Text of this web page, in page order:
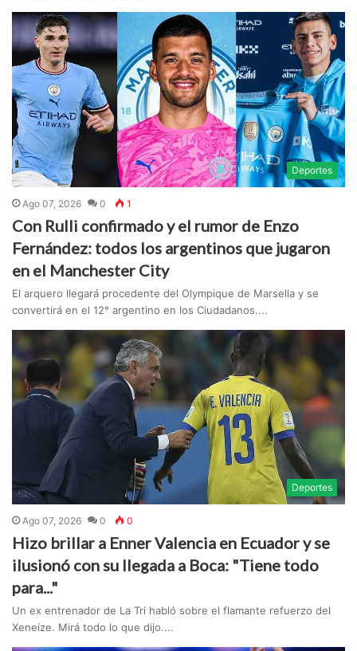
Deportes
Ago 07, 2026 0 1
Con Rulli confirmado y el rumor de Enzo
Fernández: todos los argentinos que jugaron
en el Manchester City
El arquero llegará procedente del Olympique de Marsella y se
convertirá en el 12° argentino en los Ciudadanos....
Deportes
Ago 07, 2026 0 0
Hizo brillar a Enner Valencia en Ecuador y se
ilusionó con su llegada a Boca: "Tiene todo
para..."
Un ex entrenador de La Tri habló sobre el flamante refuerzo del
Xeneize. Mirá todo lo que dijo....